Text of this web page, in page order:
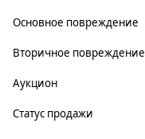
Основное повреждение
Вторичное повреждение
Аукцион
Статус продажи